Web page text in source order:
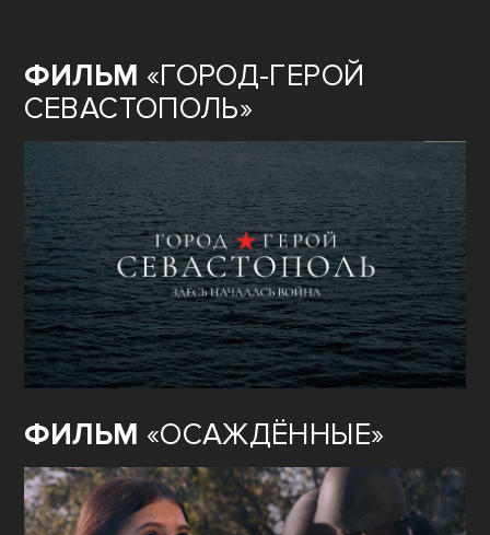
ФИЛЬМ «ГОРОД-ГЕРОЙ
СЕВАСТОПОЛЬ»
ФИЛЬМ «ОСАЖДЁННЫЕ»